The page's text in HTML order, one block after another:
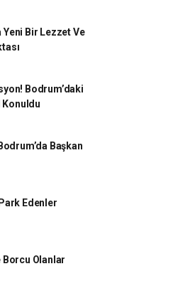
Yeni Bir Lezzet Ve
Bodrum’daki
Konuldu
Başkan
Edenler
Borcu Olanlar